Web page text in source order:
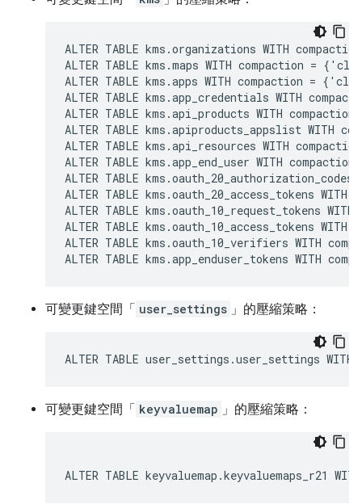
ALTER TABLE kms.organizations WITH
ALTER TABLE kms.maps WITH compaction =
ALTER TABLE kms.apps WITH compaction =
ALTER TABLE kms.app_credentials WITH
ALTER TABLE kms.api_products WITH
ALTER TABLE kms.apiproducts_appslist
ALTER TABLE kms.api_resources WITH
ALTER TABLE kms.app_end_user WITH
ALTER TABLE
ALTER TABLE kms.oauth_20_access_tokens
ALTER TABLE kms.oauth_10_request_tokens
ALTER TABLE kms.oauth_10_access_tokens
ALTER TABLE kms.oauth_10_verifiers WITH
ALTER TABLE kms.app_enduser_tokens
可變更鍵空間「 user_settings 」的壓縮策略：
ALTER TABLE user_settings.user_settings
可變更鍵空間「 keyvaluemap 」的壓縮策略：
ALTER TABLE